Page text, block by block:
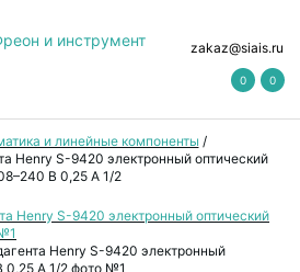
и инструмент zakaz@siais.ru
0 0
и линейные компоненты /
Henry S-9420 электронный оптический
В 0,25 А 1/2